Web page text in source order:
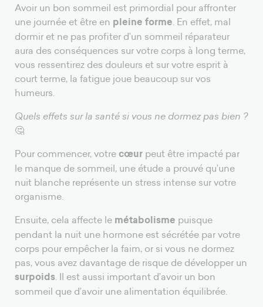
Avoir un bon sommeil est primordial pour affronter
une journée et être en pleine forme. En effet, mal
dormir et ne pas profiter d’un sommeil réparateur
aura des conséquences sur votre corps à long terme,
vous ressentirez des douleurs et sur votre esprit à
court terme, la fatigue joue beaucoup sur vos
humeurs.
Quels effets sur la santé si vous ne dormez pas bien ?
🤔
Pour commencer, votrecœur peut être impacté par
le manque de sommeil, une étude a prouvé qu’une
nuit blanche représente un stress intense sur votre
organisme.
Ensuite, cela affecte le métabolisme puisque
pendant la nuit une hormone est sécrétée par votre
corps pour empêcher la faim, or si vous ne dormez
pas, vous avez davantage de risque de développer un
surpoids. Il est aussi important d’avoir un bon
sommeil que d’avoir une alimentation équilibrée.